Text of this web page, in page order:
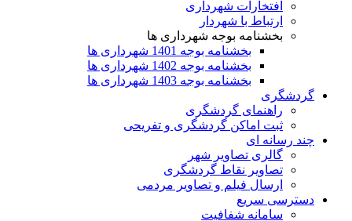
افتخارات شهرداری
ارتباط با شهردار
بخشنامه بوجه شهرداری ها
بخشنامه بوجه 1401 شهرداری ها
بخشنامه بوجه 1402 شهرداری ها
بخشنامه بوجه 1403 شهرداری ها
گردشگری
راهنمای گردشگری
ثبت اماکن گردشگری و تفریحی
چند رسانه ای
گالری تصاویر شهر
تصاویر نقاط گردشگری
ارسال فیلم و تصاویر مردمی
دسترسی سریع
سامانه شفافیت